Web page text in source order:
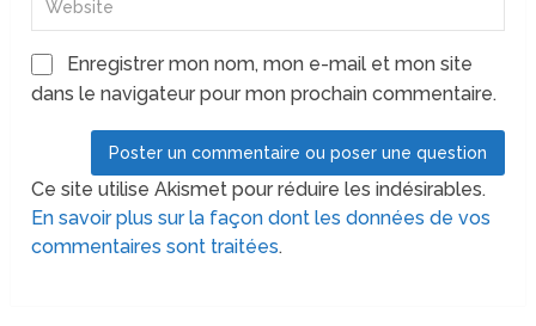
Enregistrer mon nom, mon e-mail et mon site
dans le navigateur pour mon prochain commentaire.
Ce site utilise Akismet pour réduire les indésirables.
En savoir plus sur la façon dont les données de vos
commentaires sont traitées.